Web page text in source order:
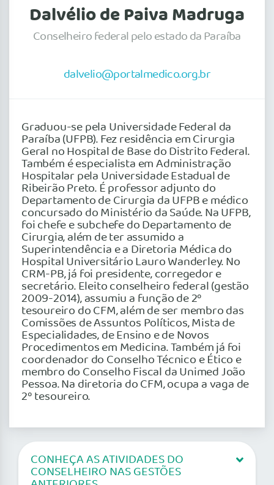
Dalvélio de Paiva Madruga
Conselheiro federal pelo estado da Paraíba
dalvelio@portalmedico.org.br
Graduou-se pela Universidade Federal da
Paraíba (UFPB). Fez residência em Cirurgia
Geral no Hospital de Base do Distrito Federal.
Também é especialista em Administração
Hospitalar pela Universidade Estadual de
Ribeirão Preto. É professor adjunto do
Departamento de Cirurgia da UFPB e médico
concursado do Ministério da Saúde. Na UFPB,
foi chefe e subchefe do Departamento de
Cirurgia, além de ter assumido a
Superintendência e a Diretoria Médica do
Hospital Universitário Lauro Wanderley. No
CRM-PB, já foi presidente, corregedor e
secretário. Eleito conselheiro federal (gestão
2009-2014), assumiu a função de 2º
tesoureiro do CFM, além de ser membro das
Comissões de Assuntos Políticos, Mista de
Especialidades, de Ensino e de Novos
Procedimentos em Medicina. Também já foi
coordenador do Conselho Técnico e Ético e
membro do Conselho Fiscal da Unimed João
Pessoa. Na diretoria do CFM, ocupa a vaga de
2º tesoureiro.
CONHEÇA AS ATIVIDADES DO
CONSELHEIRO NAS GESTÕES